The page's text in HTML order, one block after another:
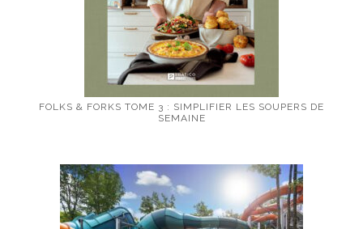
FOLKS & FORKS TOME 3 : SIMPLIFIER LES SOUPERS DE
SEMAINE